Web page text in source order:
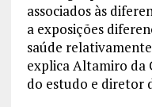
associados às
a exposições
saúde
explica Altamiro da
do estudo e diretor